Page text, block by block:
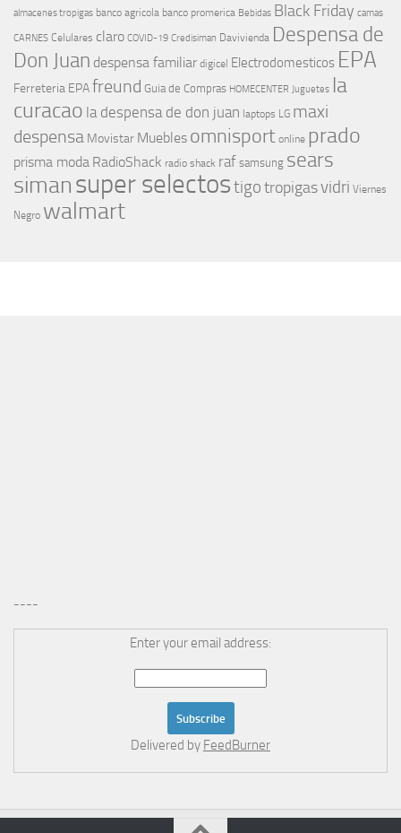
almacenes tropigas banco agricola banco promerica Bebidas Black Friday camas
CARNES Celulares claro COVID-19 Credisiman Davivienda Despensa de
Don Juan despensa familiar digicel Electrodomesticos EPA
Ferreteria EPAfreund Guia de Compras HOMECENTER Juguetes la
curacao la despensa de don juan laptops LG maxi
despensa Movistar Muebles omnisport online prado
prisma moda RadioShack radio shack raf samsung sears
simansuper selectostigotropigasvidri Viernes
Negro walmart
----
Enter your email address:
Delivered by FeedBurner